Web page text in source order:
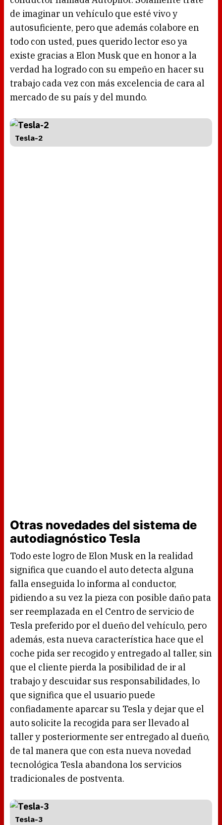
de imaginar un vehículo que esté vivo y
autosuficiente, pero que además colabore en
todo con usted, pues querido lector eso ya
existe gracias a Elon Musk que en honor a la
verdad ha logrado con su empeño en hacer su
trabajo cada vez con más excelencia de cara al
mercado de su país y del mundo.
Tesla-2
Otras novedades del sistema de
autodiagnóstico Tesla
Todo este logro de Elon Musk en la realidad
significa que cuando el auto detecta alguna
falla enseguida lo informa al conductor,
pidiendo a su vez la pieza con posible daño pata
ser reemplazada en el Centro de servicio de
Tesla preferido por el dueño del vehículo, pero
además, esta nueva característica hace que el
coche pida ser recogido y entregado al taller, sin
que el cliente pierda la posibilidad de ir al
trabajo y descuidar sus responsabilidades, lo
que significa que el usuario puede
confiadamente aparcar su Tesla y dejar que el
auto solicite la recogida para ser llevado al
taller y posteriormente ser entregado al dueño,
de tal manera que con esta nueva novedad
tecnológica Tesla abandona los servicios
tradicionales de postventa.
Tesla-3